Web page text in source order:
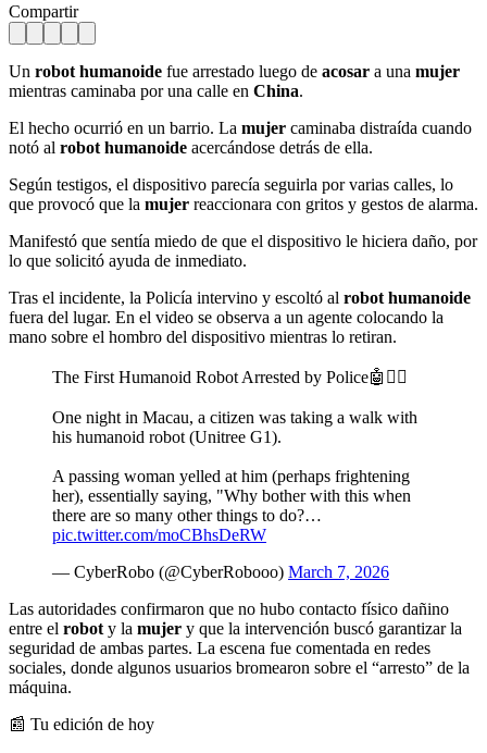
Compartir
Un robot humanoide fue arrestado luego de acosar a una mujer
mientras caminaba por una calle en China.
El hecho ocurrió en un barrio. La mujer caminaba distraída cuando
notó al robot humanoide acercándose detrás de ella.
Según testigos, el dispositivo parecía seguirla por varias calles, lo
que provocó que la mujer reaccionara con gritos y gestos de alarma.
Manifestó que sentía miedo de que el dispositivo le hiciera daño, por
lo que solicitó ayuda de inmediato.
Tras el incidente, la Policía intervino y escoltó al robot humanoide
fuera del lugar. En el video se observa a un agente colocando la
mano sobre el hombro del dispositivo mientras lo retiran.
The First Humanoid Robot Arrested by Police🤖👮‍♀️
One night in Macau, a citizen was taking a walk with
his humanoid robot (Unitree G1).
A passing woman yelled at him (perhaps frightening
her), essentially saying, "Why bother with this when
there are so many other things to do?…
pic.twitter.com/moCBhsDeRW
— CyberRobo (@CyberRobooo) March 7, 2026
Las autoridades confirmaron que no hubo contacto físico dañino
entre el robot y la mujer y que la intervención buscó garantizar la
seguridad de ambas partes. La escena fue comentada en redes
sociales, donde algunos usuarios bromearon sobre el “arresto” de la
máquina.
📰 Tu edición de hoy